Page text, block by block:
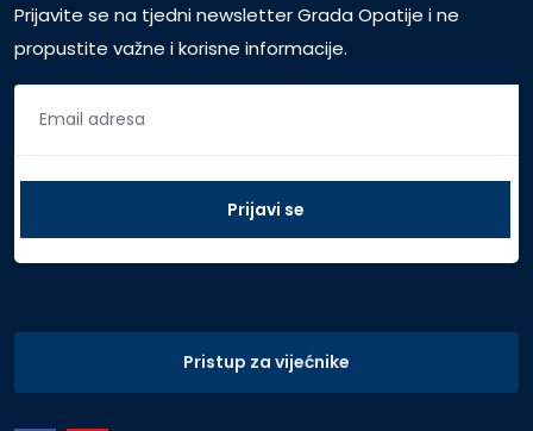
Prijavite se na tjedni newsletter Grada Opatije i ne
propustite važne i korisne informacije.
Pristup za vijećnike